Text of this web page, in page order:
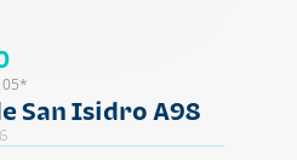
San Isidro A98